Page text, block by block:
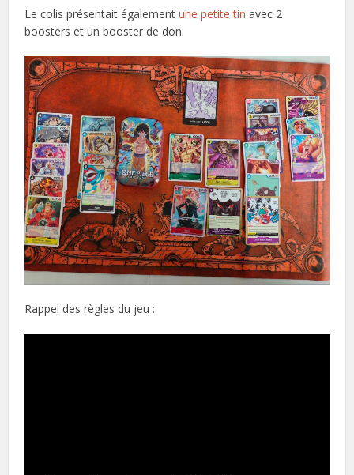
Le colis présentait égalementune petite tinavec 2
boosters et un booster de don.
Rappel des règles du jeu :